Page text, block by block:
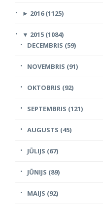
► 2016 (1125)
▼ 2015 (1084)
DECEMBRIS (59)
NOVEMBRIS (91)
OKTOBRIS (92)
SEPTEMBRIS (121)
AUGUSTS (45)
JŪLIJS (67)
JŪNIJS (89)
MAIJS (92)